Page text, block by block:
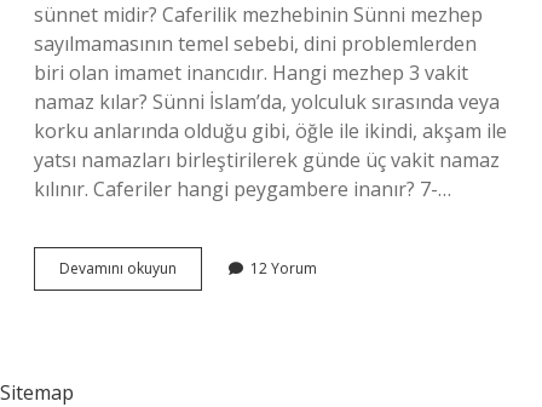
sünnet midir? Caferilik mezhebinin Sünni mezhep
sayılmamasının temel sebebi, dini problemlerden
biri olan imamet inancıdır. Hangi mezhep 3 vakit
namaz kılar? Sünni İslam’da, yolculuk sırasında veya
korku anlarında olduğu gibi, öğle ile ikindi, akşam ile
yatsı namazları birleştirilerek günde üç vakit namaz
kılınır. Caferiler hangi peygambere inanır? 7-…
Devamını okuyun Caferilerin
Namazı
12 Yorum
Sitemap